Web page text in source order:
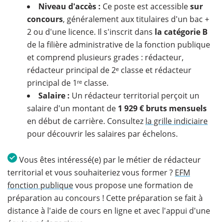
Niveau d'accès : Ce poste est accessiblesur
concours, généralement aux titulaires d'un bac +
2 ou d'une licence. Il s'inscrit dans la catégorie B
de la filière administrative de la fonction publique
et comprend plusieurs grades : rédacteur,
rédacteur principal de 2ᵉ classe et rédacteur
principal de 1ʳᵉ classe.
Salaire : Un rédacteur territorial perçoit un
salaire d'un montant de 1 929 € bruts mensuels
en début de carrière. Consultez la grille indiciaire
pour découvrir les salaires par échelons.
Vous êtes intéressé(e) par le métier de rédacteur
territorial et vous souhaiteriez vous former ? EFM
fonction publiquevous propose une formation de
préparation au concours ! Cette préparation se fait à
distance à l'aide de cours en ligne et avec l'appui d'une